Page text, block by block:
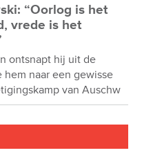
“Oorlog is het
vrede is het
ontsnapt hij uit de
naar een gewisse
van Auschw